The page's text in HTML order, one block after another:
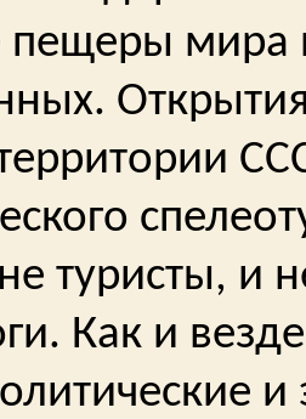
пещеры мира
туристы, и
Как и